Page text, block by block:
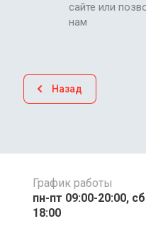
сайте или
нам
Назад
График работы
пн-пт 09:00-20:00,
18:00